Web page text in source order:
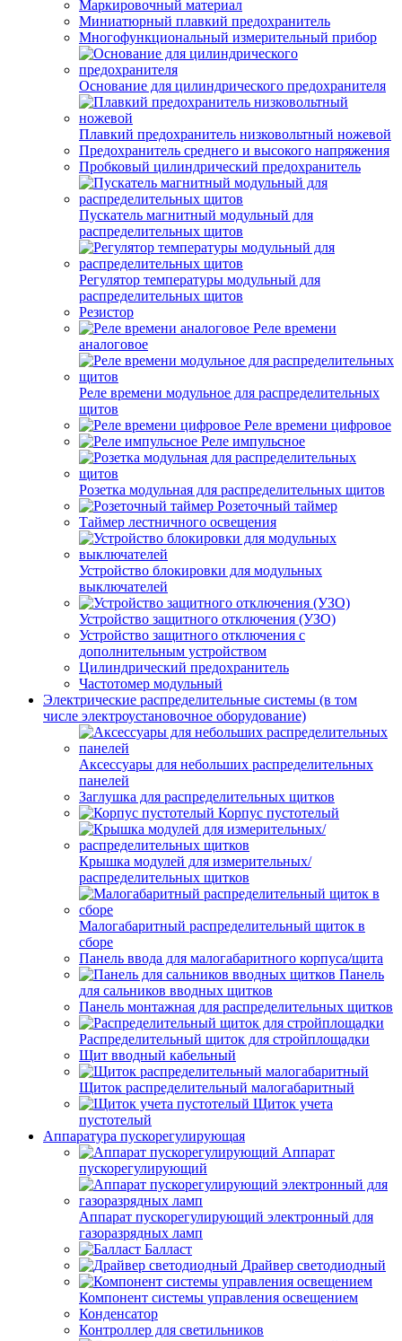
Маркировочный материал
Миниатюрный плавкий предохранитель
Многофункциональный измерительный прибор
Основание для цилиндрического предохранителя
Плавкий предохранитель низковольтный ножевой
Предохранитель среднего и высокого напряжения
Пробковый цилиндрический предохранитель
Пускатель магнитный модульный для
распределительных щитов
Регулятор температуры модульный для
распределительных щитов
Резистор
Реле времени
аналоговое
Реле времени модульное для распределительных
щитов
Реле времени цифровое
Реле импульсное
Розетка модульная для распределительных щитов
Розеточный таймер
Таймер лестничного освещения
Устройство блокировки для модульных
выключателей
Устройство защитного отключения (УЗО)
Устройство защитного отключения с
дополнительным устройством
Цилиндрический предохранитель
Частотомер модульный
Электрические распределительные системы (в том
числе электроустановочное оборудование)
Аксессуары для небольших распределительных
панелей
Заглушка для распределительных щитков
Корпус пустотелый
Крышка модулей для измерительных/
распределительных щитков
Малогабаритный распределительный щиток в
сборе
Панель ввода для малогабаритного корпуса/щита
Панель
для сальников вводных щитков
Панель монтажная для распределительных щитков
Распределительный щиток для стройплощадки
Щит вводный кабельный
Щиток распределительный малогабаритный
Щиток учета
пустотелый
Аппаратура пускорегулирующая
Аппарат
пускорегулирующий
Аппарат пускорегулирующий электронный для
газоразрядных ламп
Балласт
Драйвер светодиодный
Компонент системы управления освещением
Конденсатор
Контроллер для светильников